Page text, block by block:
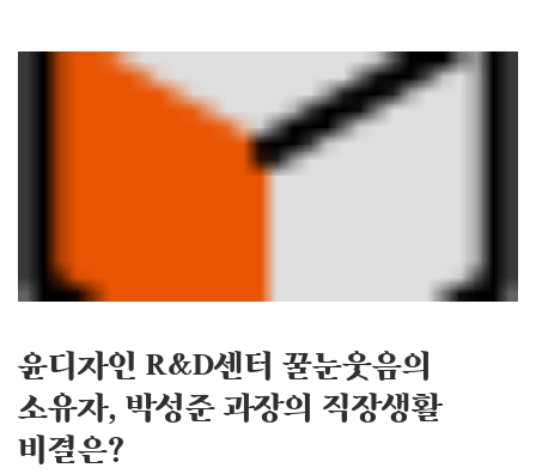
잠을 쫓고 싶을 때, 혹은 입이 심심할 때 자동으로 머리 속에
반짝 떠오르는 커피. 과연 사람들은 언제부터 커피를 좋아하기
시작했을까요? 우리나라에 커피 바람이 불고 있다고 해도
과언이 아닌데요. 한 집 건너 커피집이 생겨나는가 하면,
여유로운 뉴요커처럼 멋을 내고 걷는 사람들 손에 꼭 쥐어진
좋아한답니다. 윤디자인연구소 1층 카페테리아에서도 많은
분들..
윤디자인 R&D센터 꿀눈웃음의
소유자, 박성준 과장의 직장생활
비결은?